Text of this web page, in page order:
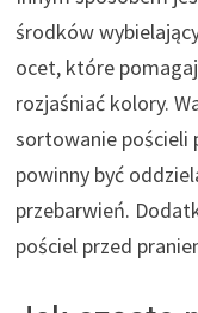
środków
ocet, które
rozjaśniać kolory.
sortowanie pościeli
powinny być
przebarwień.
pościel przed